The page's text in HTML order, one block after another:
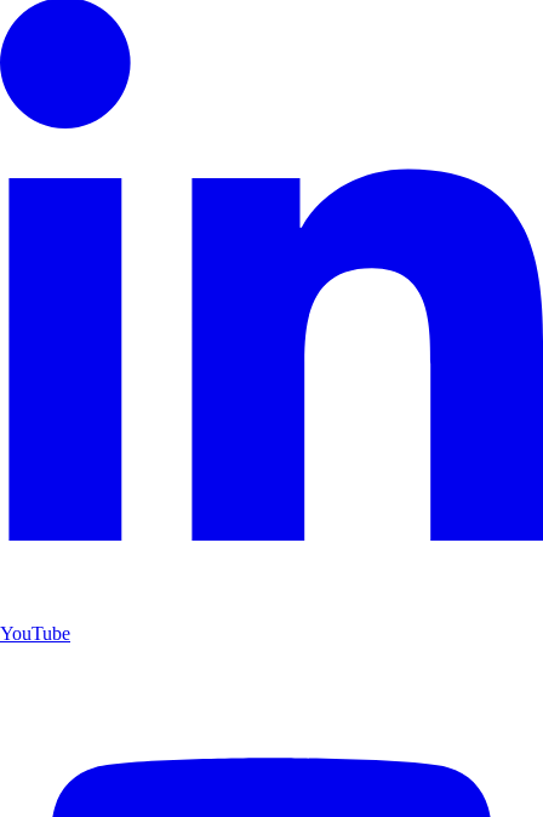
YouTube